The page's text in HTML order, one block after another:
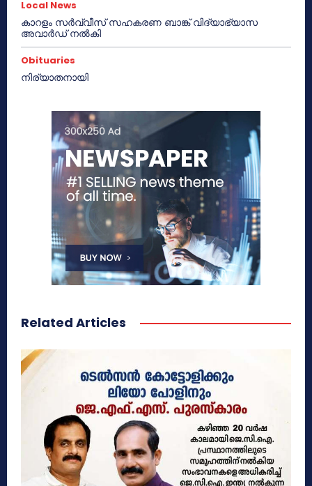
Local News
കാറളം സർവ്വീസ് സഹകരണ ബാങ്ക് വിദ്യാഭ്യാസ
അവാർഡ് നൽകി
Obituaries
നിര്യാതനായി
Related Articles